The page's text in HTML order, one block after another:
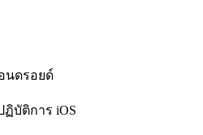
นดรอยด์
ฏิบัติการ iOS